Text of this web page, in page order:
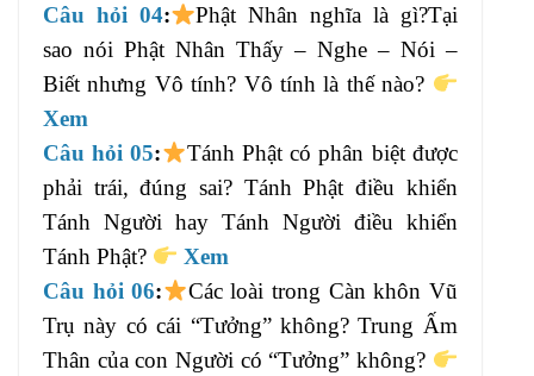
Câu hỏi 04:
Phật Nhân nghĩa là gì?Tại
sao nói Phật Nhân Thấy – Nghe – Nói –
Biết nhưng Vô tính? Vô tính là thế nào?
Xem
Câu hỏi 05:
Tánh Phật có phân biệt được
phải trái, đúng sai? Tánh Phật điều khiển
Tánh Người hay Tánh Người điều khiển
Tánh Phật?
Xem
Câu hỏi 06:
Các loài trong Càn khôn Vũ
Trụ này có cái “Tưởng” không? Trung Ấm
Thân của con Người có “Tưởng” không?